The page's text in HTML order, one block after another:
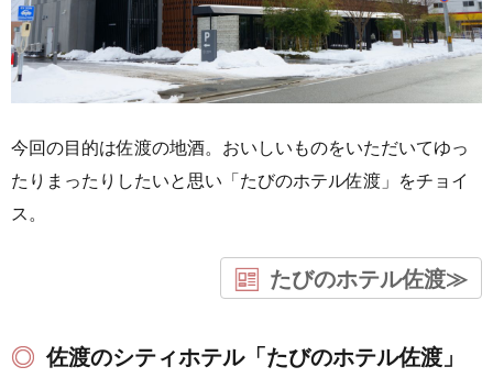
今回の目的は佐渡の地酒。おいしいものをいただいてゆっ
たりまったりしたいと思い「たびのホテル佐渡」をチョイ
ス。
たびのホテル佐渡≫
佐渡のシティホテル「たびのホテル佐渡」